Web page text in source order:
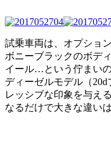
試乗車両は、オプショ
ボニーブラックのボデ
イール…という佇まい
ディーゼルモデル（
レッシブな印象を与え
なるだけで大きな違いは